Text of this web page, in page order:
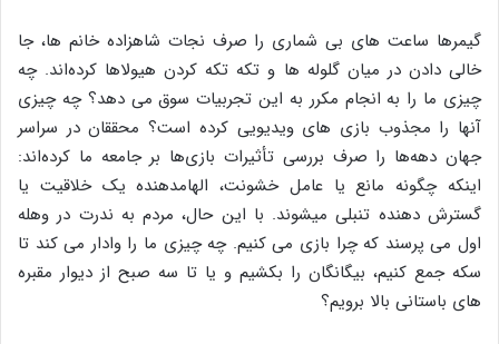
گیمرها ساعت های بی شماری را صرف نجات شاهزاده خانم ها، جا
خالی دادن در میان گلوله ها و تکه تکه کردن هیولاها کرده‌اند. چه
چیزی ما را به انجام مکرر به این تجربیات سوق می دهد؟ چه چیزی
آنها را مجذوب بازی های ویدیویی کرده است؟ محققان در سراسر
جهان دهه‌ها را صرف بررسی تأثیرات بازی‌ها بر جامعه ما کرده‌اند:
اینکه چگونه مانع یا عامل خشونت، الهام‎دهنده یک خلاقیت‎ یا
گسترش ‎دهنده تنبلی می‎شوند. با این حال، مردم به ندرت در وهله
اول می پرسند که چرا بازی می کنیم. چه چیزی ما را وادار می کند تا
سکه جمع کنیم، بیگانگان را بکشیم و یا تا سه صبح از دیوار مقبره
های باستانی بالا برویم؟